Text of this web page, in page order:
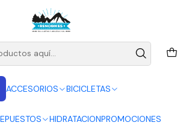
ACCESORIOS BICICLETAS
HIDRATACIONPROMOCIONES
RECIONES V - IV - RM DESDE 2.990